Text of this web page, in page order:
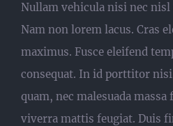
Nullam vehicula nisi nec
Nam non lorem lacus. Cras
maximus. Fusce eleifend
consequat. In id porttitor
quam, nec malesuada
viverra mattis feugiat. Duis